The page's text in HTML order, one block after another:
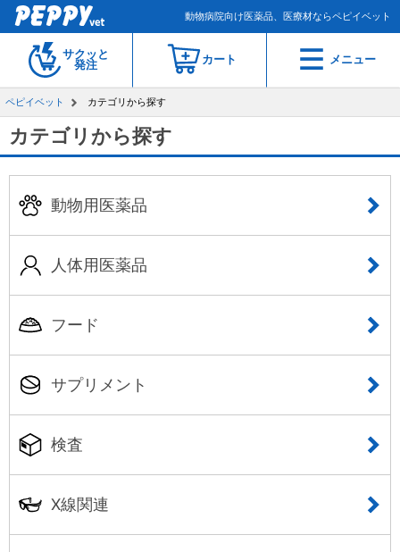
動物病院向け医薬品、医療材ならペピイベット
サクッと
発注
カート メニュー
ペピイベット カテゴリから探す
カテゴリから探す
動物用医薬品
人体用医薬品
フード
サプリメント
検査
X線関連